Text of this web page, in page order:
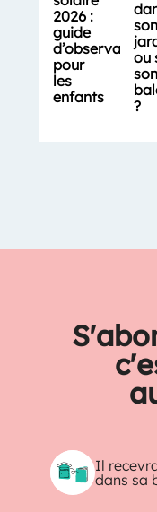
2026 :
guide
d’observation
pour
les
enfants
son
ou
son
?
Il
dans sa